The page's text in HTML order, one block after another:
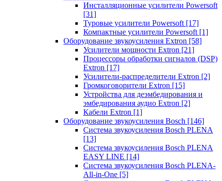
Инсталляционные усилители Powersoft
[31]
Туровые усилители Powersoft [17]
Компактные усилители Powersoft [1]
Оборудование звукоусиления Extron [58]
Усилители мощности Extron [21]
Процессоры обработки сигналов (DSP)
Extron [17]
Усилители-распределители Extron [2]
Громкоговорители Extron [15]
Устройства для деэмбедирования и
эмбедирования аудио Extron [2]
Кабели Extron [1]
Оборудование звукоусиления Bosch [146]
Система звукоусиления Bosch PLENA
[13]
Система звукоусиления Bosch PLENA
EASY LINE [14]
Система звукоусиления Bosch PLENA-
All-in-One [5]